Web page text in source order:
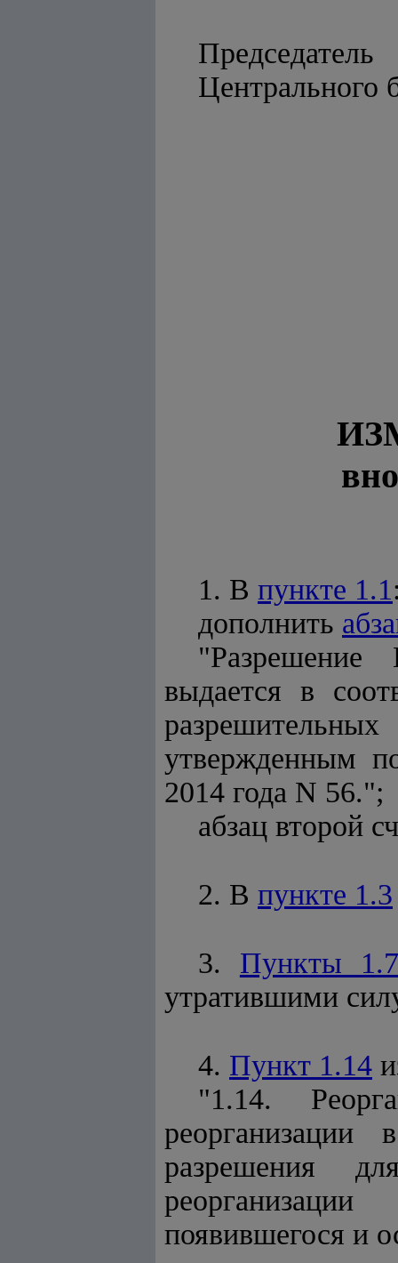
Председатель
1. В пункте 1.1
дополнить
"Разрешение
выдается в
утвержденным
2014 года N 56.";
абзац второй
2. В пункте 1.3
3. Пункты 1.7
утратившими
4. Пункт 1.14
"1.14.
разрешения
появившегося и